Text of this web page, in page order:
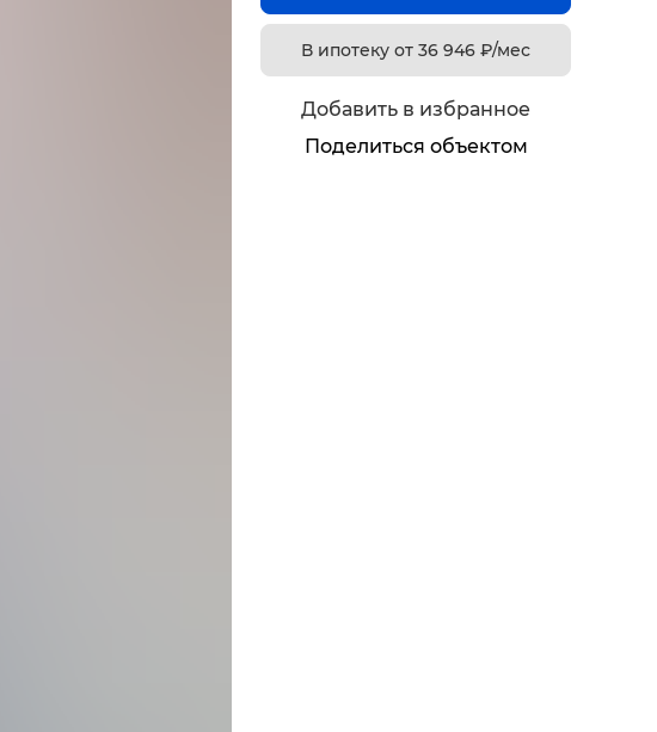
В ипотеку от 36 946₽/мес
Добавить в избранное
Поделиться объектом